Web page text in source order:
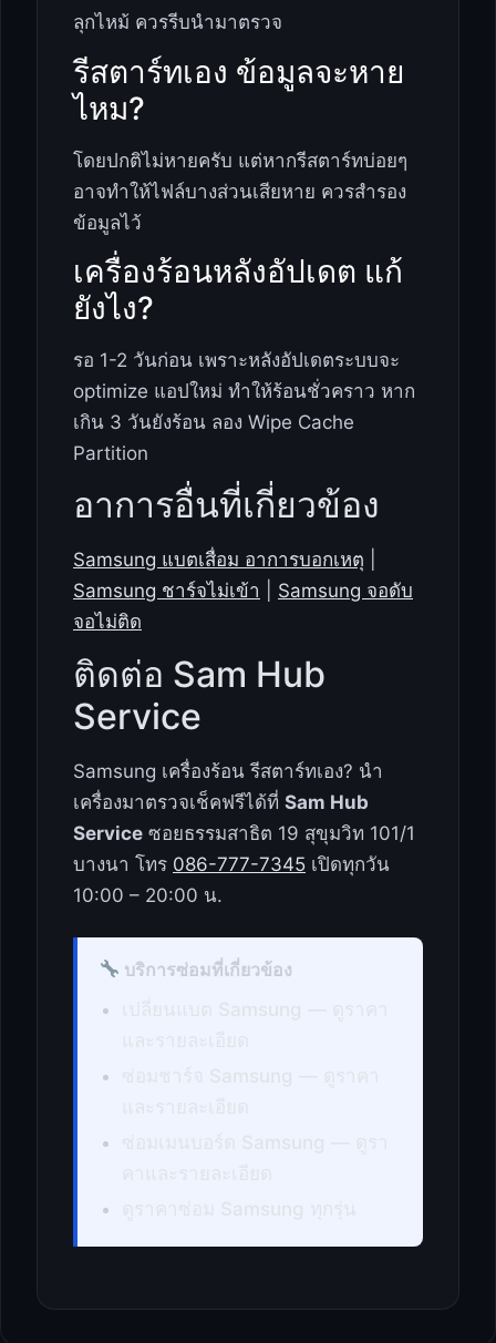
ลุกไหม้ ควรรีบนำมาตรวจ
รีสตาร์ทเอง ข้อมูลจะหาย
ไหม?
โดยปกติไม่หายครับ แต่หากรีสตาร์ทบ่อยๆ
อาจทำให้ไฟล์บางส่วนเสียหาย ควรสำรอง
ข้อมูลไว้
เครื่องร้อนหลังอัปเดต แก้
ยังไง?
รอ 1-2 วันก่อน เพราะหลังอัปเดตระบบจะ
optimize แอปใหม่ ทำให้ร้อนชั่วคราว หาก
เกิน 3 วันยังร้อน ลอง Wipe Cache
Partition
อาการอื่นที่เกี่ยวข้อง
Samsung แบตเสื่อม อาการบอกเหตุ
Samsung ชาร์จไม่เข้า
Samsung จอดับ
จอไม่ติด
ติดต่อ Sam Hub
Service
Samsung เครื่องร้อน รีสตาร์ทเอง? นำ
เครื่องมาตรวจเช็คฟรีได้ที่ Sam Hub
Service ซอยธรรมสาธิต 19 สุขุมวิท 101/1
บางนา โทร 086-777-7345 เปิดทุกวัน
10:00 – 20:00 น.
บริการซ่อมที่เกี่ยวข้อง